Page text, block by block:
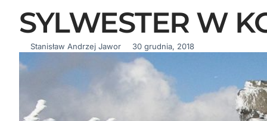
SYLWESTER W
Stanisław Andrzej Jawor 30 grudnia, 2018